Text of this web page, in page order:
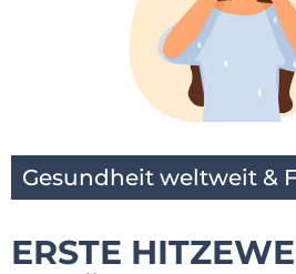
Gesundheit weltweit &
ERSTE